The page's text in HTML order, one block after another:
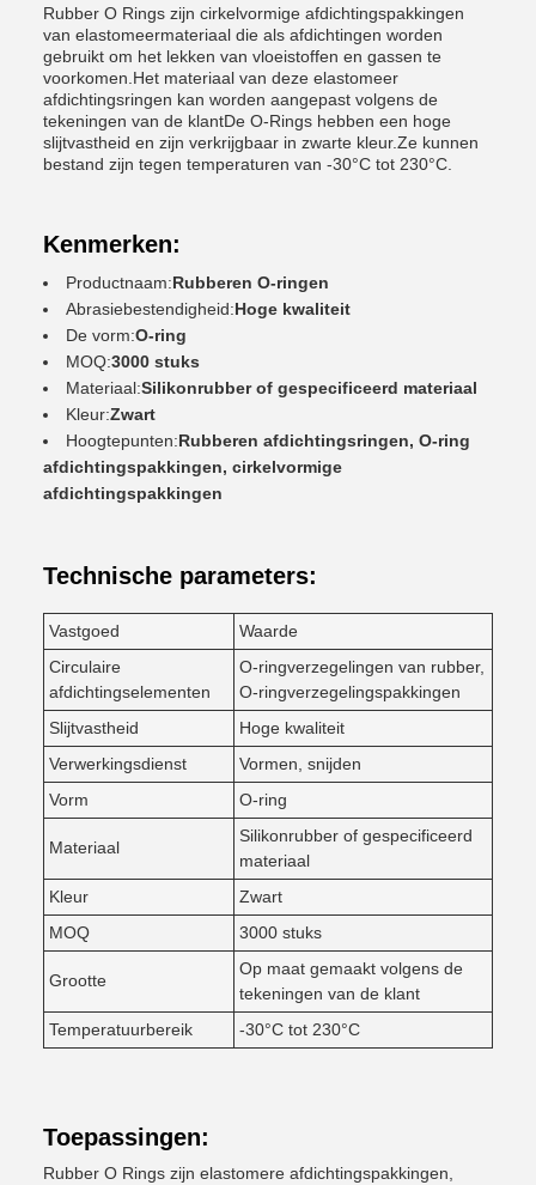
Rubber O Rings zijn cirkelvormige afdichtingspakkingen
van elastomeermateriaal die als afdichtingen worden
gebruikt om het lekken van vloeistoffen en gassen te
voorkomen.Het materiaal van deze elastomeer
afdichtingsringen kan worden aangepast volgens de
tekeningen van de klantDe O-Rings hebben een hoge
slijtvastheid en zijn verkrijgbaar in zwarte kleur.Ze kunnen
bestand zijn tegen temperaturen van -30°C tot 230°C.
Kenmerken:
Productnaam:Rubberen O-ringen
Abrasiebestendigheid:Hoge kwaliteit
De vorm:O-ring
MOQ:3000 stuks
Materiaal:Silikonrubber of gespecificeerd materiaal
Kleur:Zwart
Hoogtepunten:Rubberen afdichtingsringen, O-ring
afdichtingspakkingen, cirkelvormige
afdichtingspakkingen
Technische parameters:
Vastgoed
Waarde
Circulaire
afdichtingselementen
O-ringverzegelingen van rubber,
O-ringverzegelingspakkingen
Slijtvastheid
Hoge kwaliteit
Verwerkingsdienst
Vormen, snijden
Vorm
O-ring
Materiaal
Silikonrubber of gespecificeerd
materiaal
Kleur
Zwart
MOQ
3000 stuks
Grootte
Op maat gemaakt volgens de
tekeningen van de klant
Temperatuurbereik
-30°C tot 230°C
Toepassingen:
Rubber O Rings zijn elastomere afdichtingspakkingen,